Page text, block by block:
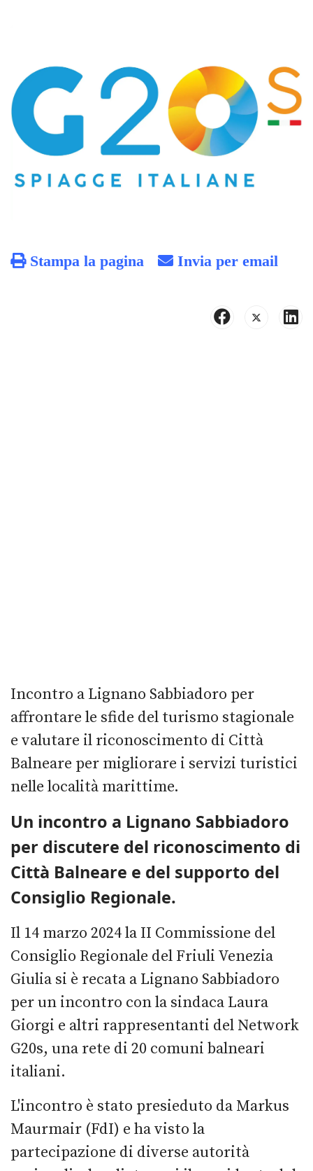
Stampa la pagina Invia per email
Incontro a Lignano Sabbiadoro per
affrontare le sfide del turismo stagionale
e valutare il riconoscimento di Città
Balneare per migliorare i servizi turistici
nelle località marittime.
Un incontro a Lignano Sabbiadoro
per discutere del riconoscimento di
Città Balneare e del supporto del
Consiglio Regionale.
Il 14 marzo 2024 la II Commissione del
Consiglio Regionale del Friuli Venezia
Giulia si è recata a Lignano Sabbiadoro
per un incontro con la sindaca Laura
Giorgi e altri rappresentanti del Network
G20s, una rete di 20 comuni balneari
italiani.
L'incontro è stato presieduto da Markus
Maurmair (FdI) e ha visto la
partecipazione di diverse autorità